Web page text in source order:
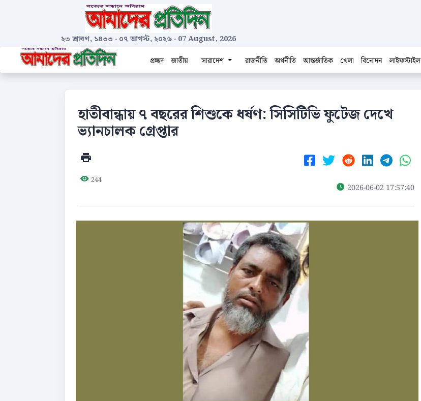
২৩ শ্রাবণ, ১৪৩৩ - ০৭ আগস্ট, ২০২৬- 07 August, 2026
প্রচ্ছদ
জাতীয় সারাদেশ রাজনীতি অর্থনীতি আন্তর্জাতিক খেলা বিনোদন লাইফস্টাইল
হাতীবান্ধায় ৭ বছরের শিশুকে ধর্ষণ: সিসিটিভি ফুটেজ দেখে
ভ্যানচালক গ্রেপ্তার
244
2026-06-02 17:57:40